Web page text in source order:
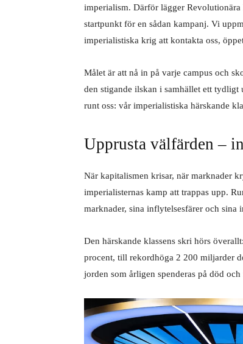
imperialism. Därför lägger
startpunkt för en sådan kampanj. Vi
imperialistiska krig att kontakta oss,
Målet är att nå in på varje campus och
den stigande ilskan i samhället ett
runt oss: vår imperialistiska härskande
Upprusta välfärden –
När kapitalismen krisar, när marknader
imperialisternas kamp att trappas upp.
marknader, sina inflytelsesfärer och sina
Den härskande klassens skri hörs
procent, till rekordhöga 2 200 miljarder
jorden som årligen spenderas på död och